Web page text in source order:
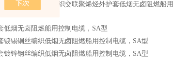
内护套镀锌钢丝编织交联聚烯烃外护套低烟无卤阻燃船用
低烟无卤阻燃船用控制电缆，SA型
镀锡铜丝编织低烟无卤阻燃船用控制电缆，SA型
镀锌钢丝编织低烟无卤阻燃船用控制电缆，SA型